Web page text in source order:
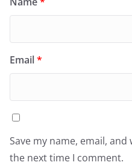
Email*
Save my name, email,
the next time I comment.